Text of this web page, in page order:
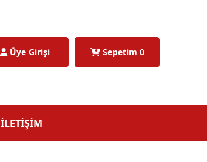
Üye Girişi Sepetim 0
İLETİŞİM